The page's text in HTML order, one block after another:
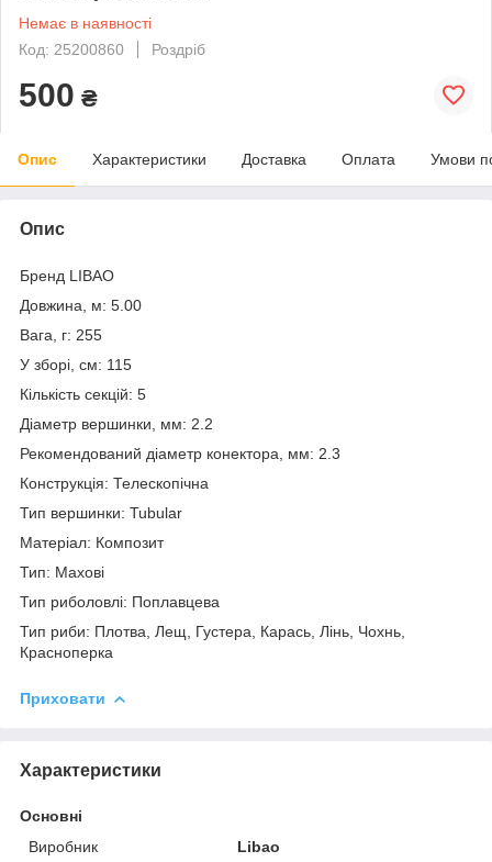
Немає в наявності
Код: 25200860
Роздріб
500 ₴
Опис Характеристики Доставка Оплата Умови
Опис
Бренд LIBAO
Довжина, м: 5.00
Вага, г: 255
У зборі, см: 115
Кількість секцій: 5
Діаметр вершинки, мм: 2.2
Рекомендований діаметр конектора, мм: 2.3
Конструкція: Телескопічна
Тип вершинки: Tubular
Матеріал: Композит
Тип: Махові
Тип риболовлі: Поплавцева
Тип риби: Плотва, Лещ, Густера, Карась, Лінь, Чохнь,
Красноперка
Приховати
Характеристики
Основні
Виробник
Libao